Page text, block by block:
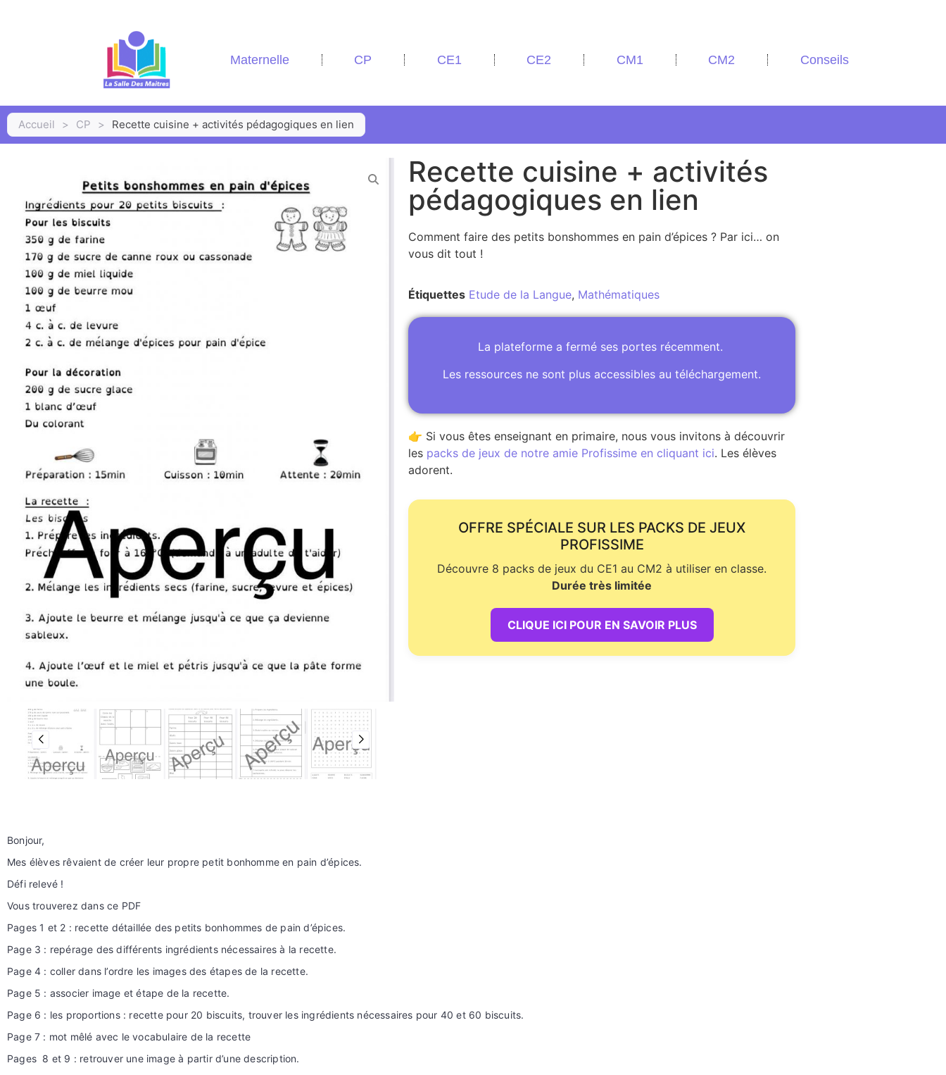
Maternelle CP CE1 CE2 CM1 CM2 Conseils
Accueil > CP > Recette cuisine + activités pédagogiques en lien
Recette cuisine + activités
pédagogiques en lien
Comment faire des petits bonshommes en pain d’épices ? Par ici… on
vous dit tout !
Étiquettes Etude de la Langue, Mathématiques
La plateforme a fermé ses portes récemment.
Les ressources ne sont plus accessibles au téléchargement.
👉 Si vous êtes enseignant en primaire, nous vous invitons à découvrir
les packs de jeux de notre amie Profissime en cliquant ici. Les élèves
adorent.
OFFRE SPÉCIALE SUR LES PACKS DE JEUX
PROFISSIME
Découvre 8 packs de jeux du CE1 au CM2 à utiliser en classe.
Durée très limitée
CLIQUE ICI POUR EN SAVOIR PLUS
Bonjour,
Mes élèves rêvaient de créer leur propre petit bonhomme en pain d’épices.
Défi relevé !
Vous trouverez dans ce PDF
Pages 1 et 2 : recette détaillée des petits bonhommes de pain d’épices.
Page 3 : repérage des différents ingrédients nécessaires à la recette.
Page 4 : coller dans l’ordre les images des étapes de la recette.
Page 5 : associer image et étape de la recette.
Page 6 : les proportions : recette pour 20 biscuits, trouver les ingrédients nécessaires pour 40 et 60 biscuits.
Page 7 : mot mêlé avec le vocabulaire de la recette
Pages 8 et 9 : retrouver une image à partir d’une description.